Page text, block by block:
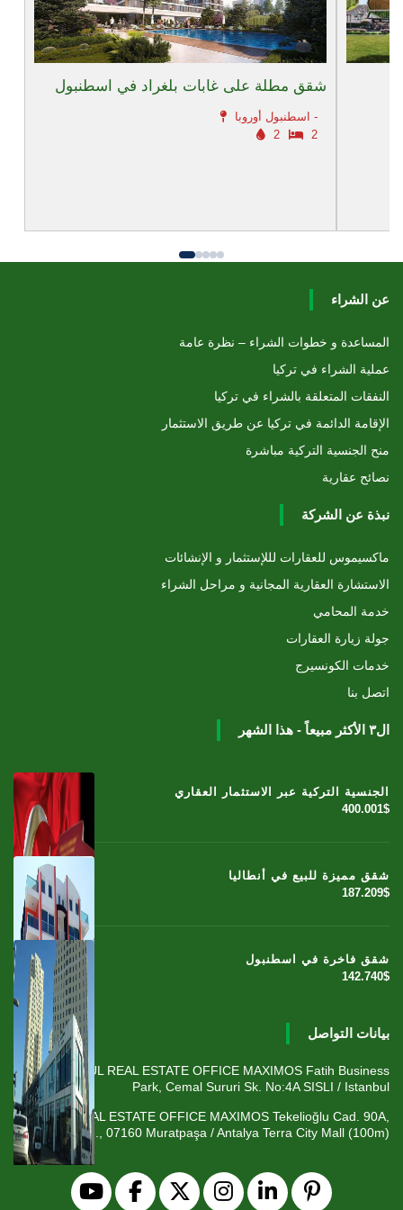
شقق مطلة على غابات بلغراد في اسطنبول
اسطنبول أوروبا -
2
2
عن الشراء
المساعدة و خطوات الشراء – نظرة عامة
عملية الشراء في تركيا
النفقات المتعلقة بالشراء في تركيا
الإقامة الدائمة في تركيا عن طريق الاستثمار
منح الجنسية التركية مباشرة
نصائح عقارية
نبذة عن الشركة
ماكسيموس للعقارات لللإستثمار و الإنشائات
الاستشارة العقارية المجانية و مراحل الشراء
خدمة المحامي
جولة زيارة العقارات
خدمات الكونسيرج
اتصل بنا
ال٣ الأكثر مبيعاً - هذا الشهر
الجنسية التركية عبر الاستثمار العقاري
400.001$
شقق مميزة للبيع في أنطاليا
187.209$
شقق فاخرة في اسطنبول
142.740$
بيانات التواصل
ISTANBUL REAL ESTATE OFFICE MAXIMOS Fatih Business
Park, Cemal Sururi Sk. No:4A SISLI / Istanbul
ANTALYA REAL ESTATE OFFICE MAXIMOS Tekelioğlu Cad. 90A,
Fener Mah., 07160 Muratpaşa / Antalya Terra City Mall (100m)